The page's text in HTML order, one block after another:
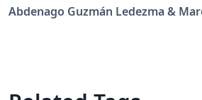
Abdenago Guzmán Ledezma &